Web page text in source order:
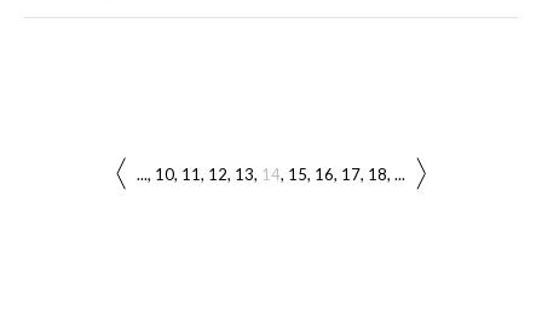
... 10 11 12 13 14 15 16 17 18 ...